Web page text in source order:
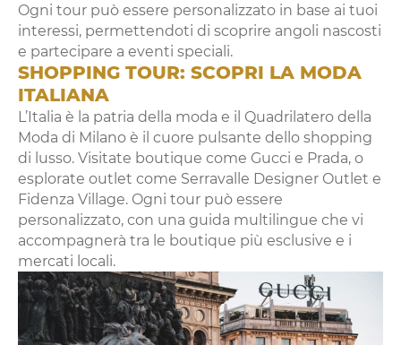
Ogni tour può essere personalizzato in base ai tuoi
interessi, permettendoti di scoprire angoli nascosti
e partecipare a eventi speciali.
SHOPPING TOUR: SCOPRI LA MODA
ITALIANA
L’Italia è la patria della moda e il Quadrilatero della
Moda di Milano è il cuore pulsante dello shopping
di lusso. Visitate boutique come Gucci e Prada, o
esplorate outlet come Serravalle Designer Outlet e
Fidenza Village. Ogni tour può essere
personalizzato, con una guida multilingue che vi
accompagnerà tra le boutique più esclusive e i
mercati locali.